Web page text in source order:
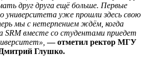
друг друга ещё больше. Первые
университета уже прошли здесь свою
мы с нетерпением ждём, когда
SRM вместе со студентами приедет
— отметил ректор МГУ
Глушко.